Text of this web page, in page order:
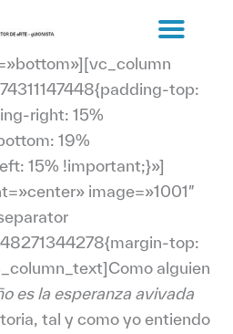
top:
right: 15%
19%
15% !important;}»]
image=»1001″
top:
alguien
es la esperanza avivada
tal y como yo entiendo